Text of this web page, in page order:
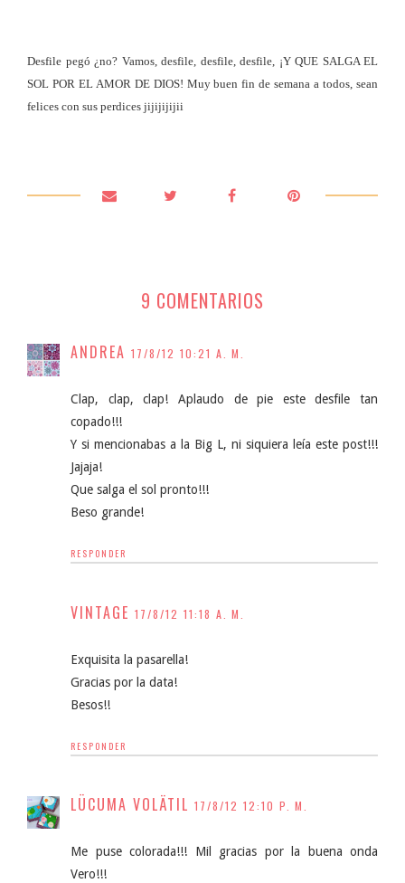
Desfile pegó ¿no? Vamos, desfile, desfile, desfile, ¡Y QUE SALGA EL
SOL POR EL AMOR DE DIOS! Muy buen fin de semana a todos, sean
felices con sus perdices jijijijijii
9 COMENTARIOS
ANDREA 17/8/12 10:21 A. M.
Clap, clap, clap! Aplaudo de pie este desfile tan
copado!!!
Y si mencionabas a la Big L, ni siquiera leía este post!!!
Jajaja!
Que salga el sol pronto!!!
Beso grande!
RESPONDER
VINTAGE 17/8/12 11:18 A. M.
Exquisita la pasarella!
Gracias por la data!
Besos!!
RESPONDER
LÜCUMA VOLÄTIL 17/8/12 12:10 P. M.
Me puse colorada!!! Mil gracias por la buena onda
Vero!!!